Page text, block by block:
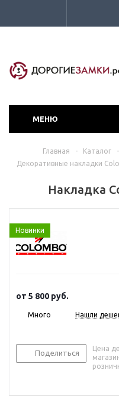
МЕНЮ
Главная - Каталог -
Декоративные накладки
Накладка
Новинки
от 5 800 руб.
Много Нашли
Поделиться
Цена